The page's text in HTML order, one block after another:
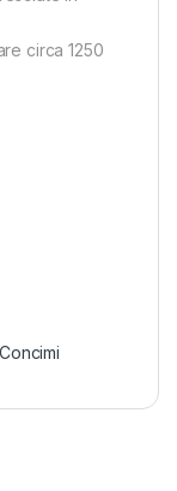
circa 1250
Concimi